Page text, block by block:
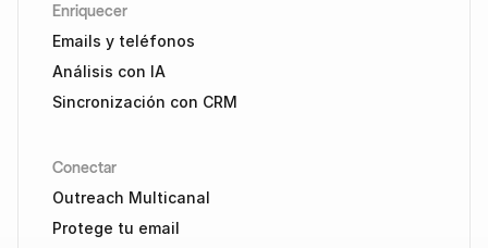
Enriquecer
Emails y teléfonos
Análisis con IA
Sincronización con CRM
Conectar
Outreach Multicanal
Protege tu email